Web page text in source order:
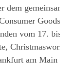
dem
vom 17.
am Main